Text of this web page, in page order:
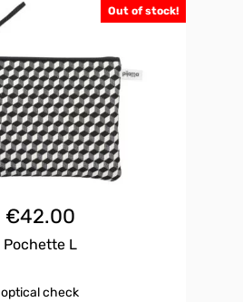
Out of stock!
€42.00
Pochette L
optical check